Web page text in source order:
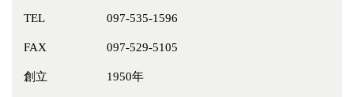
教会
特別集会奉仕者
TEL 097-535-1596
FAX 097-529-5105
創立 1950年